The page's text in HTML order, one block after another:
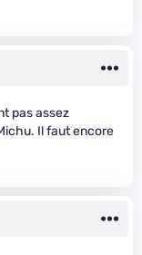
pas assez
Il faut encore